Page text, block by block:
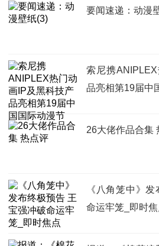
要闻速递：动漫
索尼携
品亮相第19届中
26大佬作品合集
《八角笼中》
命运牢笼_即时焦